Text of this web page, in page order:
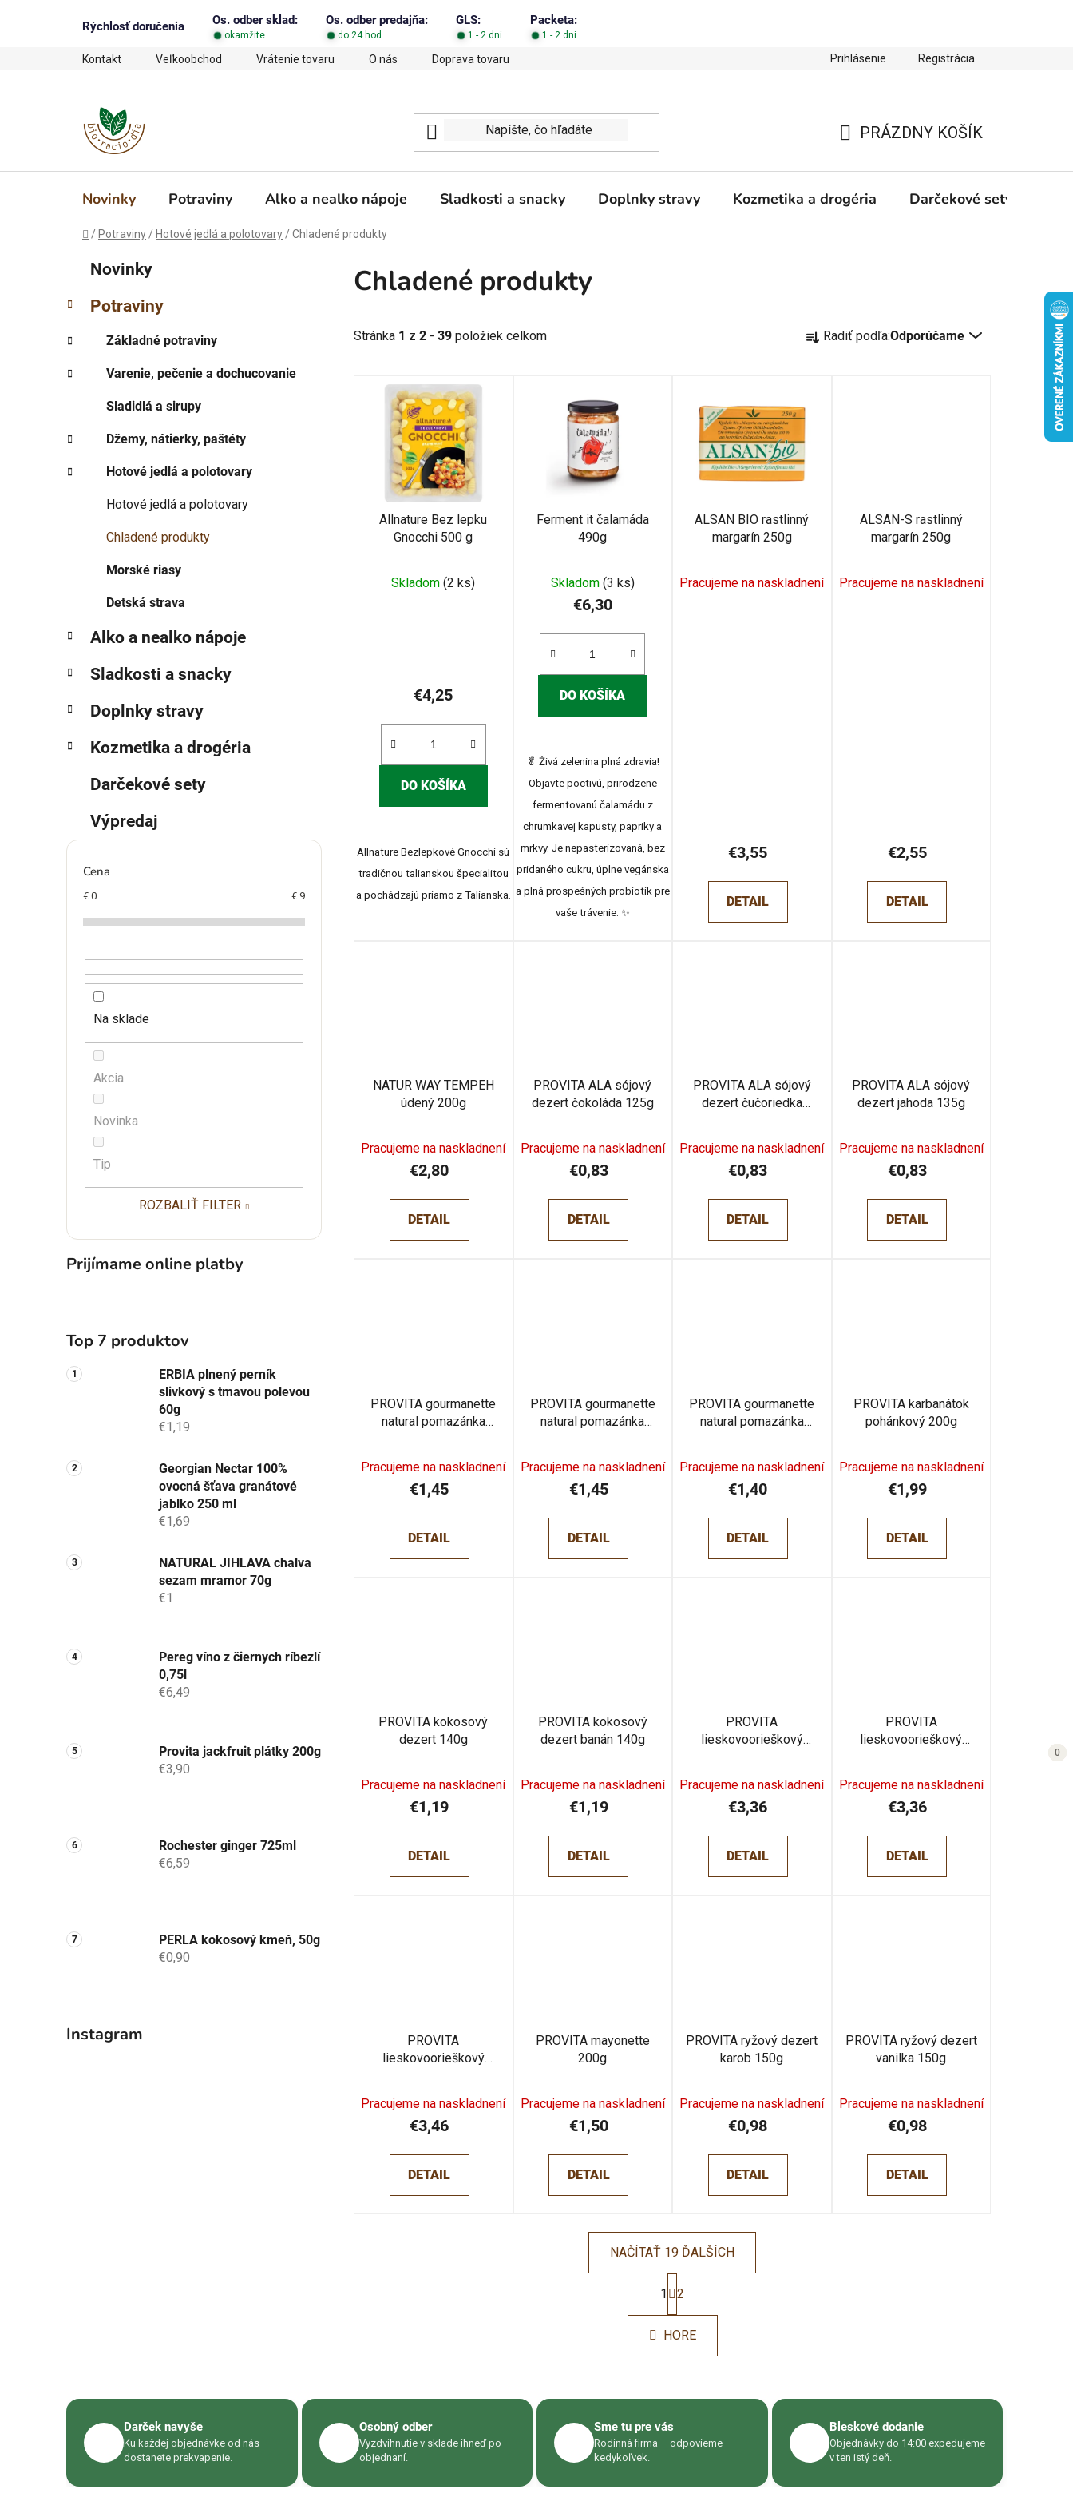
Rýchlosť doručenia Os. odber sklad: Os. odber predajňa: GLS: Packeta:
okamžite do 24 hod. 1 - 2 dni 1 - 2 dni
Kontakt Veľkoobchod Vrátenie tovaru O nás Doprava tovaru Podmienky ochrany osobných údajov Zľava 10 % na prvý nákup
Prihlásenie Registrácia
KOŠÍK
PRÁZDNY KOŠÍK
Novinky Potraviny Alko a nealko nápoje Sladkosti a snacky Doplnky stravy Kozmetika a drogéria Darčekové sety
Domov
/ Potraviny / Hotové jedlá a polotovary /Chladené produkty
č
ý
p
a
l
kategórie
e
ó
i
Novinky
Potraviny
Základné potraviny
Varenie, pečenie a dochucovanie
Sladidlá a sirupy
Džemy, nátierky, paštéty
Hotové jedlá a polotovary
Hotové jedlá a polotovary
Chladené produkty
Morské riasy
Detská strava
Alko a nealko nápoje
Sladkosti a snacky
Doplnky stravy
Kozmetika a drogéria
Darčekové sety
Výpredaj
Cena
€ 0 € 9
Na sklade
2
Akcia
0
Novinka
0
Tip
0
ROZBALIŤ FILTER
Prijímame online platby
Top 7 produktov
ERBIA plnený perník
slivkový s tmavou polevou
60g
€1,19
Georgian Nectar 100%
ovocná šťava granátové
jablko 250 ml
€1,69
NATURAL JIHLAVA chalva
sezam mramor 70g
€1
Pereg víno z čiernych ríbezlí
0,75l
€6,49
Provita jackfruit plátky 200g
€3,90
Rochester ginger 725ml
€6,59
PERLA kokosový kmeň, 50g
€0,90
Instagram
Chladené produkty
Stránka 1 z 2 - 39 položiek celkom
a
n
i
e
o
d
k
t
Radiť podľa:Odporúčame
Allnature Bez lepku
Gnocchi 500 g
Skladom(2 ks)
€4,25
DO KOŠÍKA
Allnature Bezlepkové Gnocchi sú
tradičnou talianskou špecialitou
a pochádzajú priamo z Talianska.
Ferment it čalamáda
490g
Skladom (3 ks)
€6,30
DO KOŠÍKA
🥬 Živá zelenina plná zdravia!
Objavte poctivú, prirodzene
fermentovanú čalamádu z
chrumkavej kapusty, papriky a
mrkvy. Je nepasterizovaná, bez
pridaného cukru, úplne vegánska
a plná prospešných probiotík pre
vaše trávenie. ✨
ALSAN BIO rastlinný
margarín 250g
Pracujeme na naskladnení
€3,55
DETAIL
ALSAN-S rastlinný
margarín 250g
Pracujeme na naskladnení
€2,55
DETAIL
NATUR WAY TEMPEH
údený 200g
Pracujeme na naskladnení
€2,80
DETAIL
PROVITA ALA sójový
dezert čokoláda 125g
Pracujeme na naskladnení
€0,83
DETAIL
PROVITA ALA sójový
dezert čučoriedka
Pracujeme na naskladnení
€0,83
DETAIL
PROVITA ALA sójový
dezert jahoda 135g
Pracujeme na naskladnení
€0,83
DETAIL
PROVITA gourmanette
natural pomazánka
Pracujeme na naskladnení
€1,45
DETAIL
PROVITA gourmanette
natural pomazánka
Pracujeme na naskladnení
€1,45
DETAIL
PROVITA gourmanette
natural pomazánka
Pracujeme na naskladnení
€1,40
DETAIL
PROVITA karbanátok
pohánkový 200g
Pracujeme na naskladnení
€1,99
DETAIL
PROVITA kokosový
dezert 140g
Pracujeme na naskladnení
€1,19
DETAIL
PROVITA kokosový
dezert banán 140g
Pracujeme na naskladnení
€1,19
DETAIL
PROVITA
lieskovoorieškový
Pracujeme na naskladnení
€3,36
DETAIL
PROVITA
lieskovoorieškový
Pracujeme na naskladnení
€3,36
DETAIL
PROVITA
lieskovoorieškový
Pracujeme na naskladnení
€3,46
DETAIL
PROVITA mayonette
200g
Pracujeme na naskladnení
€1,50
DETAIL
PROVITA ryžový dezert
karob 150g
Pracujeme na naskladnení
€0,98
DETAIL
PROVITA ryžový dezert
vanilka 150g
Pracujeme na naskladnení
€0,98
DETAIL
O
v
l
á
i
e
NAČÍTAŤ 19 ĎALŠÍCH
S
t
r
á
n
k
a
i
e
1 2
HORE
Darček navyše
Ku každej objednávke od nás
dostanete prekvapenie.
Osobný odber
Vyzdvihnutie v sklade ihneď po
objednaní.
Sme tu pre vás
Rodinná firma – odpovieme
kedykoľvek.
Bleskové dodanie
Objednávky do 14:00 expedujeme
v ten istý deň.